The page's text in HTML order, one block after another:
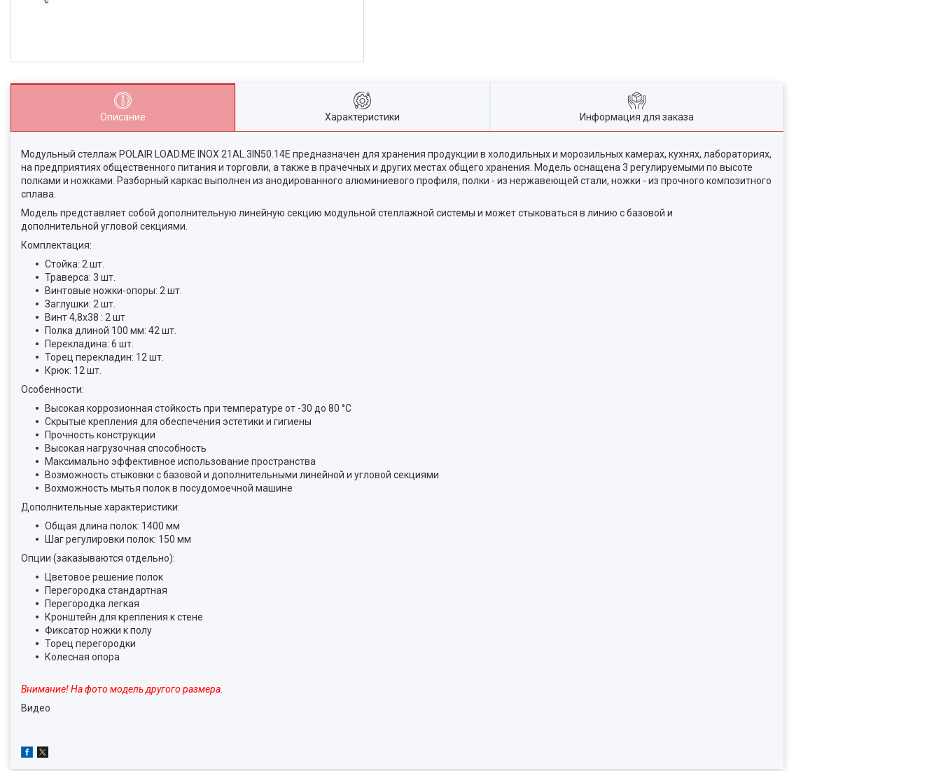
Описание Характеристики Информация для заказа
Модульный стеллаж POLAIR LOAD.ME INOX 21AL.3IN50.14Е предназначен для хранения продукции в холодильных и морозильных камерах, кухнях, лабораториях,
на предприятиях общественного питания и торговли, а также в прачечных и других местах общего хранения. Модель оснащена 3 регулируемыми по высоте
полками и ножками. Разборный каркас выполнен из анодированного алюминиевого профиля, полки - из нержавеющей стали, ножки - из прочного композитного
сплава.
Модель представляет собой дополнительную линейную секцию модульной стеллажной системы и может стыковаться в линию с базовой и
дополнительной угловой секциями.
Комплектация:
Стойка: 2 шт.
Траверса: 3 шт.
Винтовые ножки-опоры: 2 шт.
Заглушки: 2 шт.
Винт 4,8x38 : 2 шт
Полка длиной 100 мм: 42 шт.
Перекладина: 6 шт.
Торец перекладин: 12 шт.
Крюк: 12 шт.
Особенности:
Высокая коррозионная стойкость при температуре от -30 до 80 °С
Скрытые крепления для обеспечения эстетики и гигиены
Прочность конструкции
Высокая нагрузочная способность
Максимально эффективное использование пространства
Возможность стыковки с базовой и дополнительными линейной и угловой секциями
Вохможность мытья полок в посудомоечной машине
Дополнительные характеристики:
Общая длина полок: 1400 мм
Шаг регулировки полок: 150 мм
Опции (заказываются отдельно):
Цветовое решение полок
Перегородка стандартная
Перегородка легкая
Кронштейн для крепления к стене
Фиксатор ножки к полу
Торец перегородки
Колесная опора
Внимание! На фото модель другого размера.
Видео